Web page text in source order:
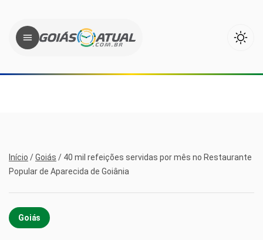
Início /Goiás / 40 mil refeições servidas por mês no Restaurante
Popular de Aparecida de Goiânia
Goiás